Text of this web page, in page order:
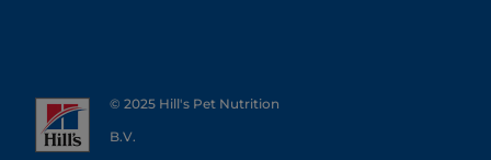
© 2025 Hill's Pet Nutrition
B.V.